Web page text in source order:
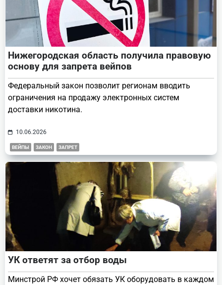
Нижегородская область получила правовую
основу для запрета вейпов
Федеральный закон позволит регионам вводить
ограничения на продажу электронных систем
доставки никотина.
10.06.2026
ВЕЙПЫ ЗАКОН ЗАПРЕТ
УК ответят за отбор воды
Минстрой РФ хочет обязать УК оборудовать в каждом